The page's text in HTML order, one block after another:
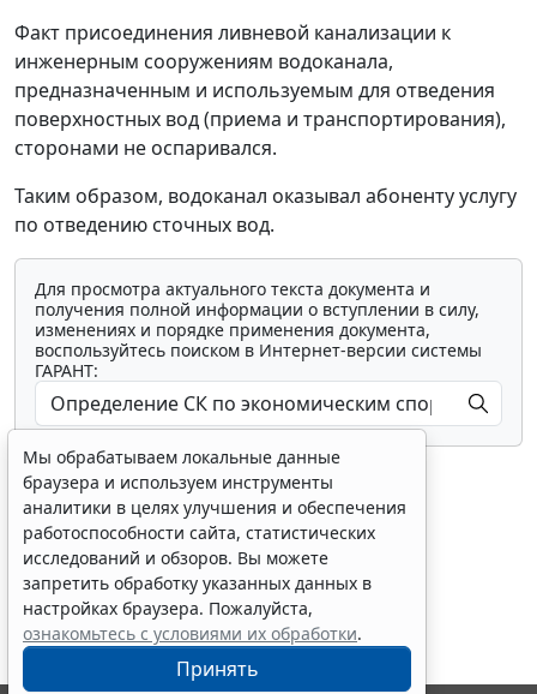
Факт присоединения ливневой канализации к
инженерным сооружениям водоканала,
предназначенным и используемым для отведения
поверхностных вод (приема и транспортирования),
сторонами не оспаривался.
Таким образом, водоканал оказывал абоненту услугу
по отведению сточных вод.
Для просмотра актуального текста документа и
получения полной информации о вступлении в силу,
изменениях и порядке применения документа,
воспользуйтесь поиском в Интернет-версии системы
ГАРАНТ:
Показать все материалы
браузера и используем инструменты
аналитики в целях улучшения и обеспечения
работоспособности сайта, статистических
исследований и обзоров. Вы можете
запретить обработку указанных данных в
настройках браузера. Пожалуйста,
ознакомьтесь с условиями их обработки
Принять
Erid: 4CQwVszH9pWwojUA9Q3 Реклама
Получите полный доступ к системе
ГАРАНТ бесплатно на 3 дня!